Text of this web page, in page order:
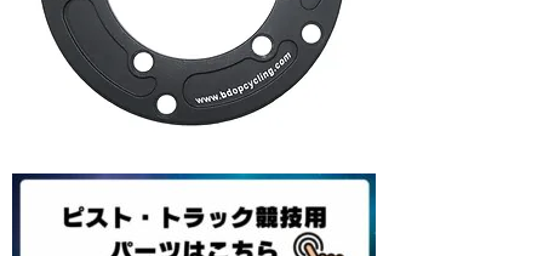
タイヤ
ブランド
TRICKSTUFF
Amp Human(PRローション）